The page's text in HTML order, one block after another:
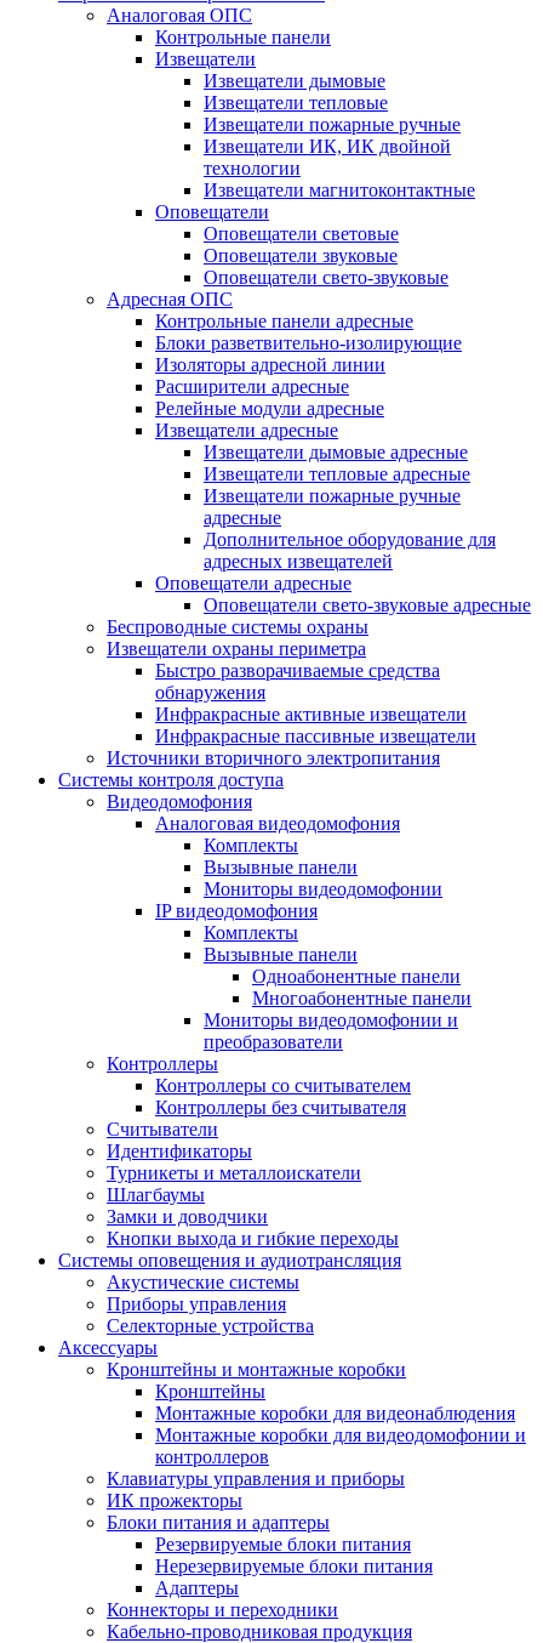
Аналоговая ОПС
Контрольные панели
Извещатели
Извещатели дымовые
Извещатели тепловые
Извещатели пожарные ручные
Извещатели ИК, ИК двойной
технологии
Извещатели магнитоконтактные
Оповещатели
Оповещатели световые
Оповещатели звуковые
Оповещатели свето-звуковые
Адресная ОПС
Контрольные панели адресные
Блоки разветвительно-изолирующие
Изоляторы адресной линии
Расширители адресные
Релейные модули адресные
Извещатели адресные
Извещатели дымовые адресные
Извещатели тепловые адресные
Извещатели пожарные ручные
адресные
Дополнительное оборудование для
адресных извещателей
Оповещатели адресные
Оповещатели свето-звуковые адресные
Беспроводные системы охраны
Извещатели охраны периметра
Быстро разворачиваемые средства
обнаружения
Инфракрасные активные извещатели
Инфракрасные пассивные извещатели
Источники вторичного электропитания
Системы контроля доступа
Видеодомофония
Аналоговая видеодомофония
Комплекты
Вызывные панели
Мониторы видеодомофонии
IP видеодомофония
Комплекты
Вызывные панели
Одноабонентные панели
Многоабонентные панели
Мониторы видеодомофонии и
преобразователи
Контроллеры
Контроллеры со считывателем
Контроллеры без считывателя
Считыватели
Идентификаторы
Турникеты и металлоискатели
Шлагбаумы
Замки и доводчики
Кнопки выхода и гибкие переходы
Системы оповещения и аудиотрансляция
Акустические системы
Приборы управления
Селекторные устройства
Аксессуары
Кронштейны и монтажные коробки
Кронштейны
Монтажные коробки для видеонаблюдения
Монтажные коробки для видеодомофонии и
контроллеров
Клавиатуры управления и приборы
ИК прожекторы
Блоки питания и адаптеры
Резервируемые блоки питания
Нерезервируемые блоки питания
Адаптеры
Коннекторы и переходники
Кабельно-проводниковая продукция